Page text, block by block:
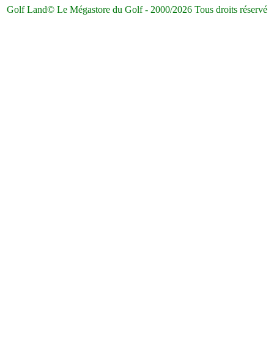
Golf Land© Le Mégastore du Golf - 2000/2026 Tous droits réservé